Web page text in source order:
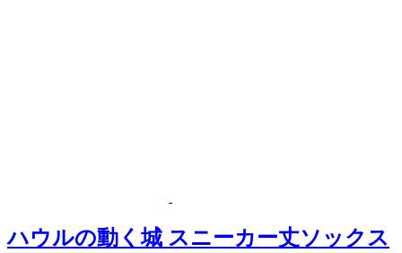
ハウルの動く城 スニーカー丈ソックス